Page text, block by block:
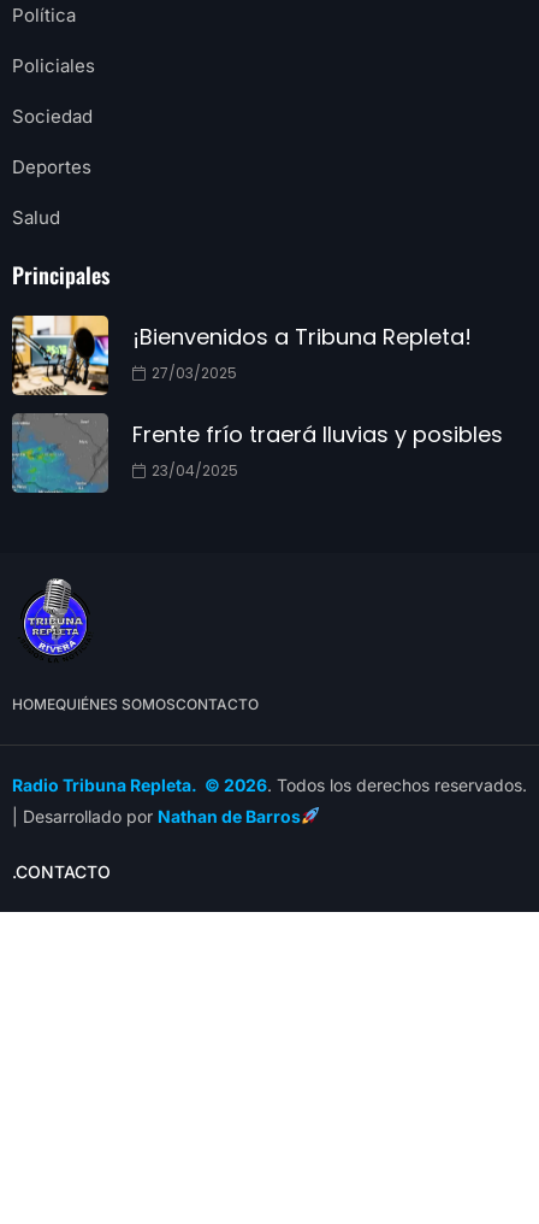
Política
Policiales
Sociedad
Deportes
Salud
Principales
¡Bienvenidos a Tribuna Repleta!
27/03/2025
Frente frío traerá lluvias y posibles
23/04/2025
HOMEQUIÉNES SOMOSCONTACTO
Radio Tribuna Repleta. © 2026. Todos los derechos reservados.
| Desarrollado por Nathan de Barros
.CONTACTO